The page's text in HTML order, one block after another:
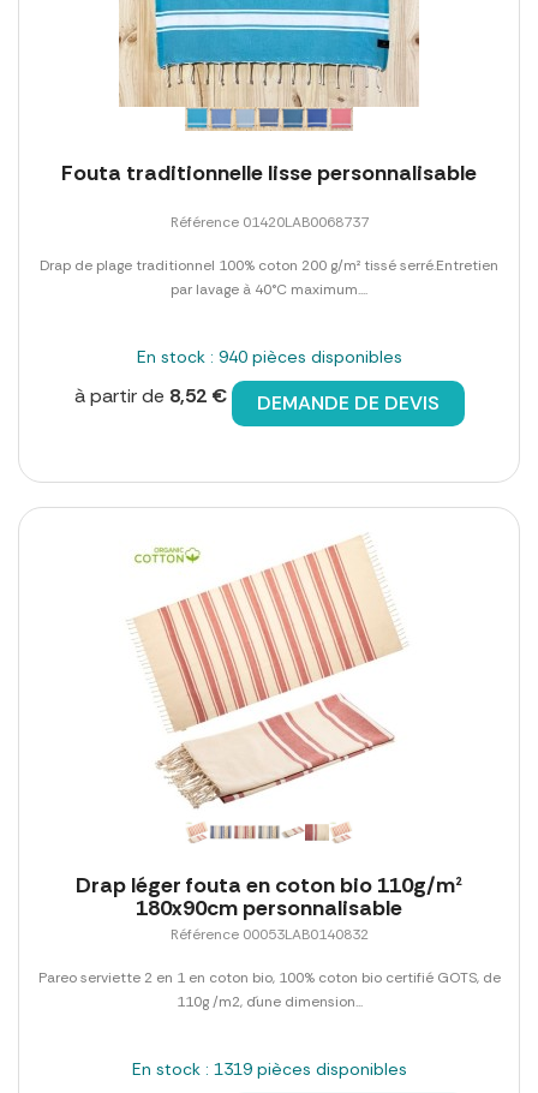
Fouta traditionnelle lisse personnalisable
Référence 01420LAB0068737
Drap de plage traditionnel 100% coton 200 g/m² tissé serré.Entretien
par lavage à 40°C maximum....
En stock : 940 pièces disponibles
à partir de 8,52 € DEMANDE DE DEVIS
Drap léger fouta en coton bio 110g/m²
180x90cm personnalisable
Référence 00053LAB0140832
Pareo serviette 2 en 1 en coton bio, 100% coton bio certifié GOTS, de
110g /m2, d´une dimension...
En stock : 1319 pièces disponibles